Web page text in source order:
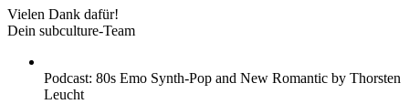
Vielen Dank dafür!
Dein subculture-Team
Podcast: 80s Emo Synth-Pop and New Romantic by Thorsten
Leucht